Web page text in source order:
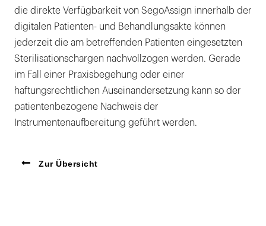
die direkte Verfügbarkeit von SegoAssign innerhalb der
digitalen Patienten- und Behandlungsakte können
jederzeit die am betreffenden Patienten eingesetzten
Sterilisationschargen nachvollzogen werden. Gerade
im Fall einer Praxisbegehung oder einer
haftungsrechtlichen Auseinandersetzung kann so der
patientenbezogene Nachweis der
Instrumentenaufbereitung geführt werden.
Zur Übersicht